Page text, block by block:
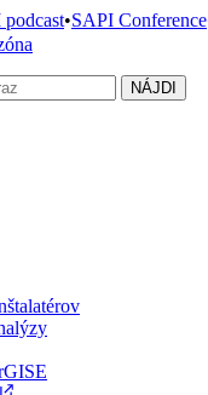
•SAPI Conference